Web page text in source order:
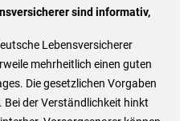
sind informativ,
Lebensversicherer
mehrheitlich einen guten
Die gesetzlichen Vorgaben
der Verständlichkeit hinkt